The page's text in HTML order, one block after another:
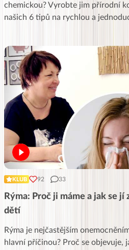
chemickou? Vyrobte jim přírodní
našich 6 tipů na rychlou a
KLUB 92 33
Rýma: Proč ji máme a jak se
dětí
Rýma je nejčastějším
hlavní příčinou? Proč se objevuje,